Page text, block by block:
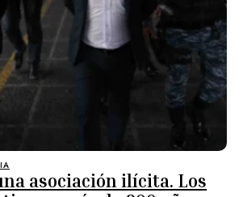
asociación ilícita. Los